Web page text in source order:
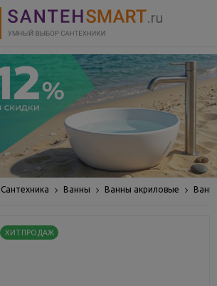
Сантехника Ванны Ванны акриловые
ХИТ ПРОДАЖ